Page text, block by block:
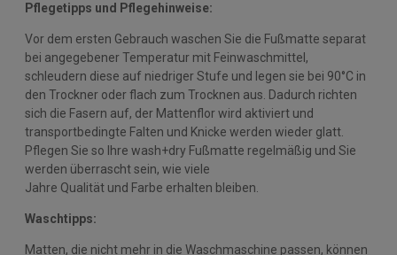
Pflegetipps und Pflegehinweise:
Vor dem ersten Gebrauch waschen Sie die Fußmatte separat
bei angegebener Temperatur mit Feinwaschmittel,
schleudern diese auf niedriger Stufe und legen sie bei 90°C in
den Trockner oder flach zum Trocknen aus. Dadurch richten
sich die Fasern auf, der Mattenflor wird aktiviert und
transportbedingte Falten und Knicke werden wieder glatt.
Pflegen Sie so Ihre wash+dry Fußmatte regelmäßig und Sie
werden überrascht sein, wie viele
Jahre Qualität und Farbe erhalten bleiben.
Waschtipps:
Matten, die nicht mehr in die Waschmaschine passen, können